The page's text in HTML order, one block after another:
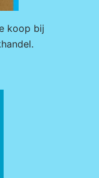
koop bij